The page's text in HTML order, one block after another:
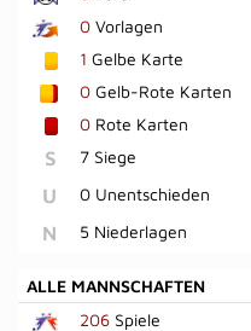
0 Vorlagen
1 Gelbe Karte
0 Gelb-Rote Karten
0 Rote Karten
S 7 Siege
U 0 Unentschieden
N 5 Niederlagen
ALLE MANNSCHAFTEN
206 Spiele